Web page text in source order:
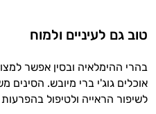
טוב גם לעיניים ולמוח
בהרי ההימלאיה ובסין אפשר
אוכלים גוג'י ברי מיובש. הסינים
לשיפור הראייה ולטיפול